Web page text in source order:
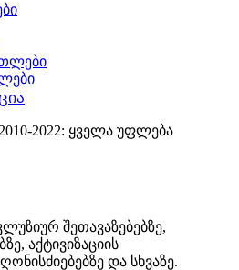
2022: ყველა უფლება
შეთავაზებებზე,
აქტივიზაციის
და სხვაზე.